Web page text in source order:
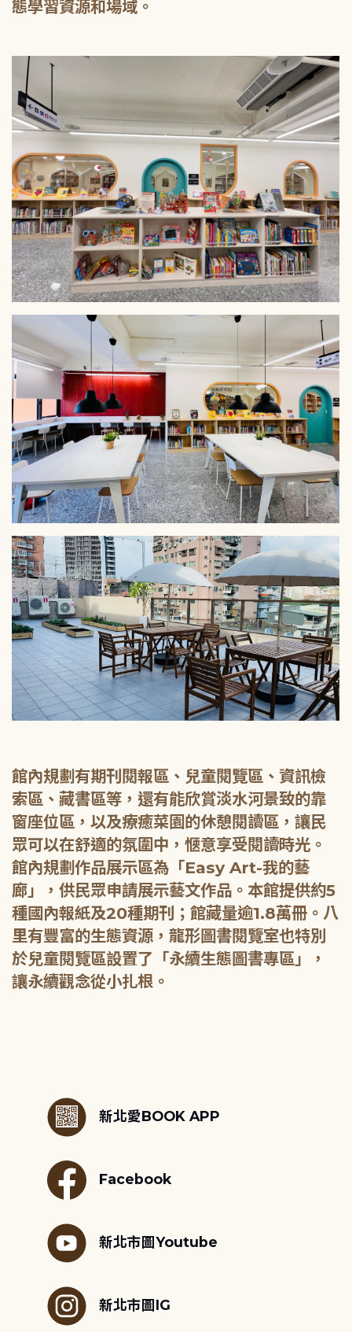
館內規劃有期刊閱報區、兒童閱覽區、資訊檢
索區、藏書區等，還有能欣賞淡水河景致的靠
窗座位區，以及療癒菜園的休憩閱讀區，讓民
眾可以在舒適的氛圍中，愜意享受閱讀時光。
館內規劃作品展示區為「Easy Art-我的藝
廊」，供民眾申請展示藝文作品。本館提供約5
種國內報紙及20種期刊；館藏量逾1.8萬冊。八
里有豐富的生態資源，龍形圖書閱覽室也特別
於兒童閱覽區設置了「永續生態圖書專區」，
新北愛BOOK APP
Facebook
新北市圖Youtube
新北市圖IG